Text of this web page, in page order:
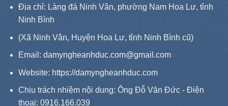
Địa chỉ: Làng đá Ninh Vân, phường Nam Hoa Lư, tỉnh
Ninh Bình
(Xã Ninh Vân, Huyện Hoa Lư, tỉnh Ninh Bình cũ)
Email: damyngheanhduc.com@gmail.com
Website: https://damyngheanhduc.com
Chịu trách nhiệm nội dung: Ông Đỗ Văn Đức - Điện
thoại: 0916.166.039